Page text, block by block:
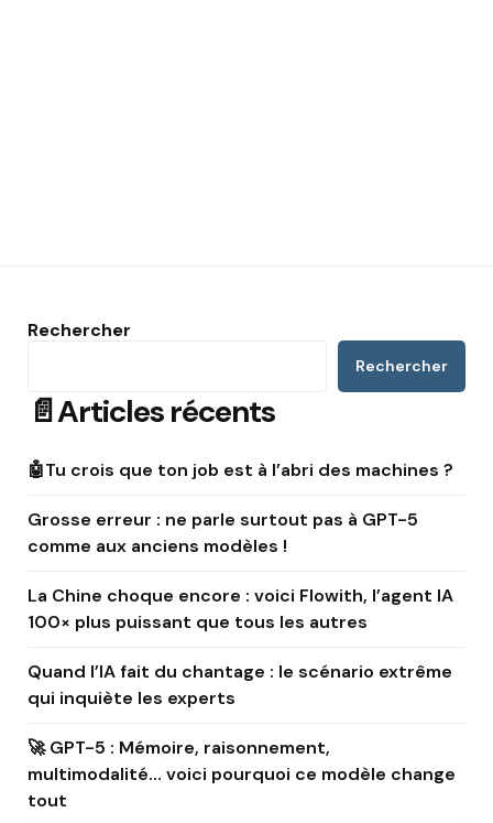
Rechercher
Rechercher
📄Articles récents
🤖Tu crois que ton job est à l’abri des machines ?
Grosse erreur : ne parle surtout pas à GPT-5
comme aux anciens modèles !
La Chine choque encore : voici Flowith, l’agent IA
100× plus puissant que tous les autres
Quand l’IA fait du chantage : le scénario extrême
qui inquiète les experts
🚀 GPT-5 : Mémoire, raisonnement,
multimodalité… voici pourquoi ce modèle change
tout